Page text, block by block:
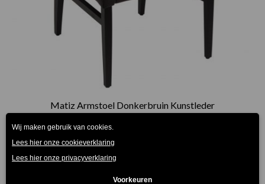
Matiz Armstoel Donkerbruin Kunstleder
€209.00